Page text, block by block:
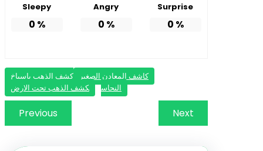
Sleepy
0 %
Angry
0 %
Surprise
0 %
كاشف المعادن الصغير
كشف الذهب باسياخ
النحاس
كشف الذهب تحت الارض
Previous Next